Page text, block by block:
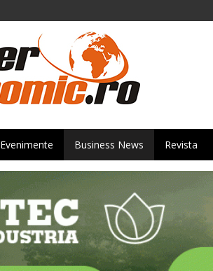
Evenimente Business News Revista